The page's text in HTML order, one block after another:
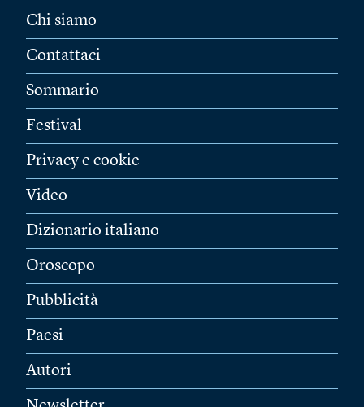
Chi siamo
Contattaci
Sommario
Festival
Privacy e cookie
Video
Dizionario italiano
Oroscopo
Pubblicità
Paesi
Autori